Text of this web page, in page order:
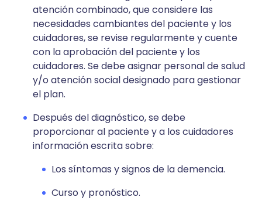
atención combinado, que considere las
necesidades cambiantes del paciente y los
cuidadores, se revise regularmente y cuente
con la aprobación del paciente y los
cuidadores. Se debe asignar personal de salud
y/o atención social designado para gestionar
el plan.
Después del diagnóstico, se debe
proporcionar al paciente y a los cuidadores
información escrita sobre:
Los síntomas y signos de la demencia.
Curso y pronóstico.